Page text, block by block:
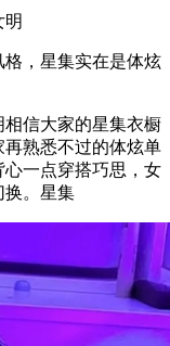
，星集实在是体炫
信大家的星集衣橱
熟悉不过的体炫单
一点穿搭巧思，女
换。星集